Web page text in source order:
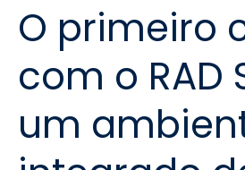
O primeiro
com o RAD
um